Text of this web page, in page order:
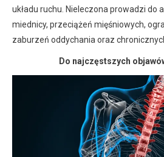
układu ruchu. Nieleczona prowadzi do
miednicy, przeciążeń mięśniowych,
zaburzeń oddychania oraz
Do najczęstszych